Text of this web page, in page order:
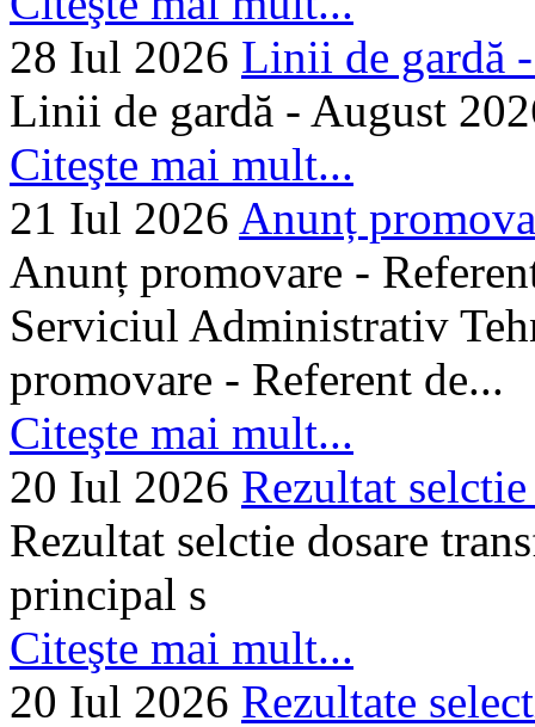
28 Iul 2026 Linii de gardă
Linii de gardă - August
Citeşte mai mult...
21 Iul 2026 Anunț
Anunț promovare -
Serviciul Administrativ
promovare - Referent de...
Citeşte mai mult...
20 Iul 2026 Rezultat
Rezultat selctie dosare
principal s
Citeşte mai mult...
20 Iul 2026 Rezultate